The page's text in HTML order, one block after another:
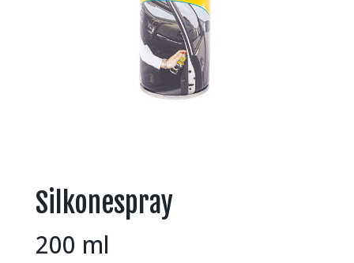
Silkonespray
200 ml